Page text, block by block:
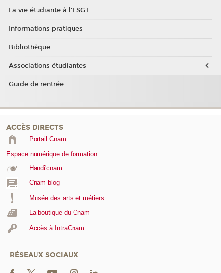
La vie étudiante à l'ESGT
Informations pratiques
Bibliothèque
Associations étudiantes
Guide de rentrée
ACCÈS DIRECTS
Portail Cnam
Espace numérique de formation
Handi'cnam
Cnam blog
Musée des arts et métiers
La boutique du Cnam
Accès à IntraCnam
RÉSEAUX SOCIAUX